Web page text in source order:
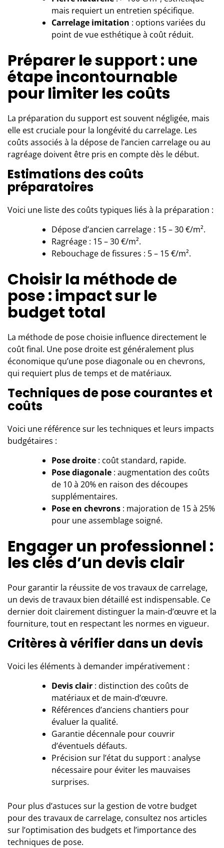
mais requiert un entretien spécifique.
Carrelage imitation : options variées du
point de vue esthétique à coût réduit.
Préparer le support : une
étape incontournable
pour limiter les coûts
La préparation du support est souvent négligée, mais
elle est cruciale pour la longévité du carrelage. Les
coûts associés à la dépose de l’ancien carrelage ou au
ragréage doivent être pris en compte dès le début.
Estimations des coûts
préparatoires
Voici une liste des coûts typiques liés à la préparation :
Dépose d’ancien carrelage : 15 – 30 €/m².
Ragréage : 15 – 30 €/m².
Rebouchage de fissures : 5 – 15 €/m².
Choisir la méthode de
pose : impact sur le
budget total
La méthode de pose choisie influence directement le
coût final. Une pose droite est généralement plus
économique qu’une pose diagonale ou en chevrons,
qui requiert plus de temps et de matériaux.
Techniques de pose courantes et
coûts
Voici une référence sur les techniques et leurs impacts
budgétaires :
Pose droite : coût standard, rapide.
Pose diagonale : augmentation des coûts
de 10 à 20% en raison des découpes
supplémentaires.
Pose en chevrons : majoration de 15 à 25%
pour une assemblage soigné.
Engager un professionnel :
les clés d’un devis clair
Pour garantir la réussite de vos travaux de carrelage,
un devis de travaux bien détaillé est indispensable. Ce
dernier doit clairement distinguer la main-d’œuvre et la
fourniture, tout en respectant les normes en vigueur.
Critères à vérifier dans un devis
Voici les éléments à demander impérativement :
Devis clair : distinction des coûts de
matériaux et de main-d’œuvre.
Références d’anciens chantiers pour
évaluer la qualité.
Garantie décennale pour couvrir
d’éventuels défauts.
Précision sur l’état du support : analyse
nécessaire pour éviter les mauvaises
surprises.
Pour plus d’astuces sur la gestion de votre budget
pour des travaux de carrelage, consultez nos articles
sur l’optimisation des budgets et l’importance des
techniques de pose.